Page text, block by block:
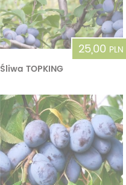
25,00 PLN
Śliwa TOPKING